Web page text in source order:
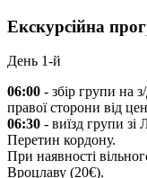
Екскурсійна
День 1-й
06:00 - збір групи на
правої сторони від
06:30 - виїзд групи зі
Перетин кордону.
При наявності
Вроцлаву (20€).